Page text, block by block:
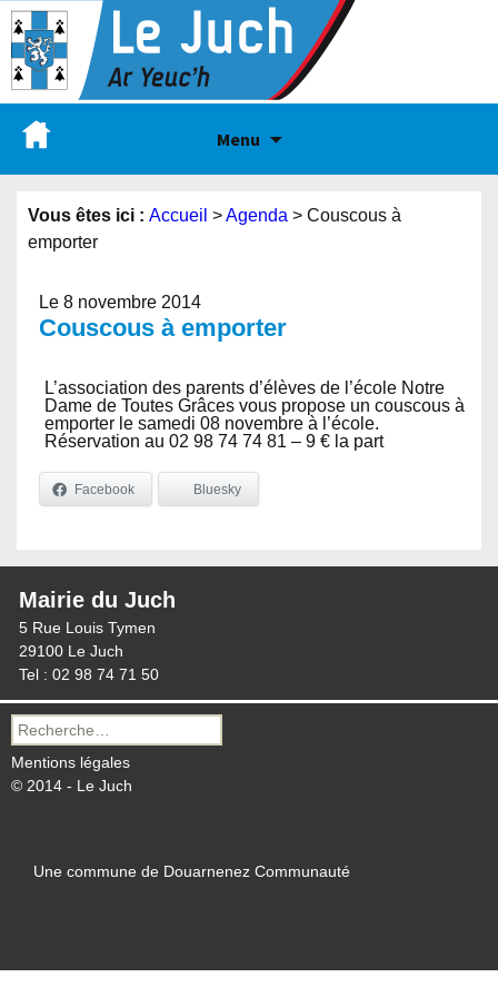
Menu
Vous êtes ici : Accueil >Agenda > Couscous à
emporter
Le 8 novembre 2014
Couscous à emporter
L’association des parents d’élèves de l’école Notre
Dame de Toutes Grâces vous propose un couscous à
emporter le samedi 08 novembre à l’école.
Réservation au 02 98 74 74 81 – 9 € la part
Facebook Bluesky
Mairie du Juch
5 Rue Louis Tymen
29100 Le Juch
Tel : 02 98 74 71 50
Recherche
pour :
Mentions légales
© 2014 - Le Juch
Une commune de Douarnenez Communauté